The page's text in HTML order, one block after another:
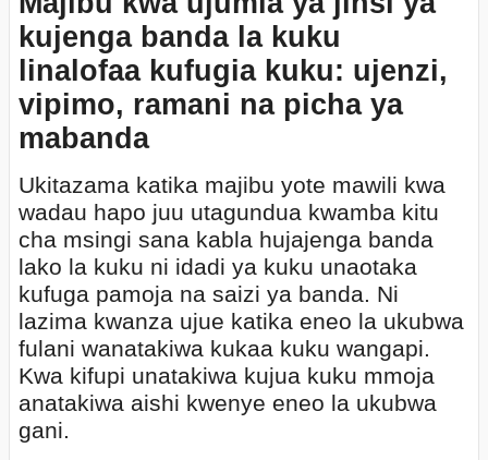
kujenga banda la kuku
linalofaa kufugia kuku: ujenzi,
vipimo, ramani na picha ya
mabanda
Ukitazama katika majibu yote mawili kwa
wadau hapo juu utagundua kwamba kitu
cha msingi sana kabla hujajenga banda
lako la kuku ni idadi ya kuku unaotaka
kufuga pamoja na saizi ya banda. Ni
lazima kwanza ujue katika eneo la ukubwa
fulani wanatakiwa kukaa kuku wangapi.
Kwa kifupi unatakiwa kujua kuku mmoja
anatakiwa aishi kwenye eneo la ukubwa
gani.